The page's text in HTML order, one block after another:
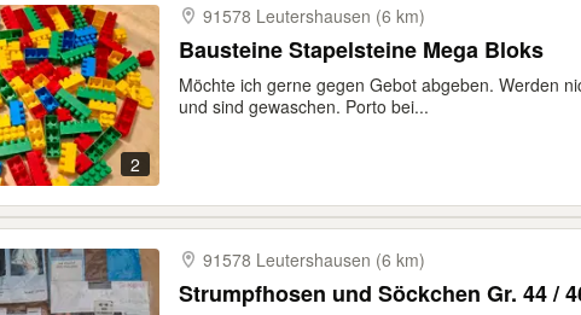
2
91578 Leutershausen (6 km)
Bausteine Stapelsteine Mega Bloks
Möchte ich gerne gegen Gebot abgeben. Werden
und sind gewaschen. Porto bei...
91578 Leutershausen (6 km)